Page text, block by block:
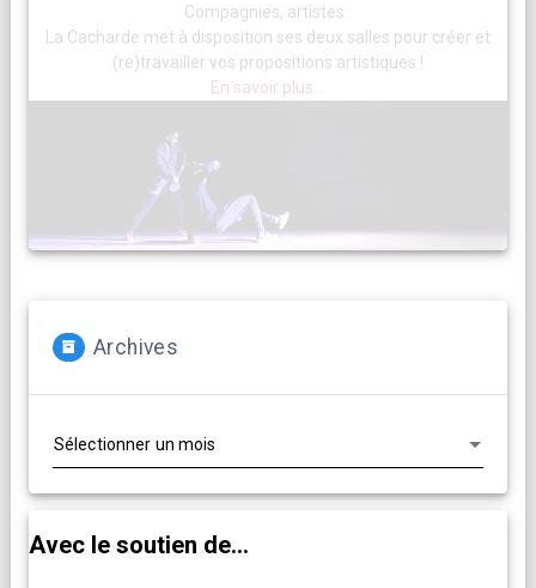
Compagnies, artistes :
La Cacharde met à disposition ses deux salles pour créer et
(re)travailler vos propositions artistiques !
En savoir plus...
Archives
Avec le soutien de...